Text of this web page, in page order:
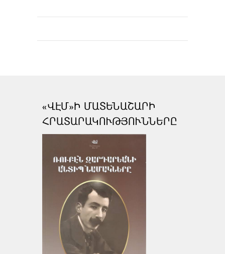
«ՎԷՄ»Ի ՄԱՏԵՆԱՇԱՐԻ
ՀՐԱՏԱՐԱԿՈՒԹՅՈՒՆՆԵՐԸ